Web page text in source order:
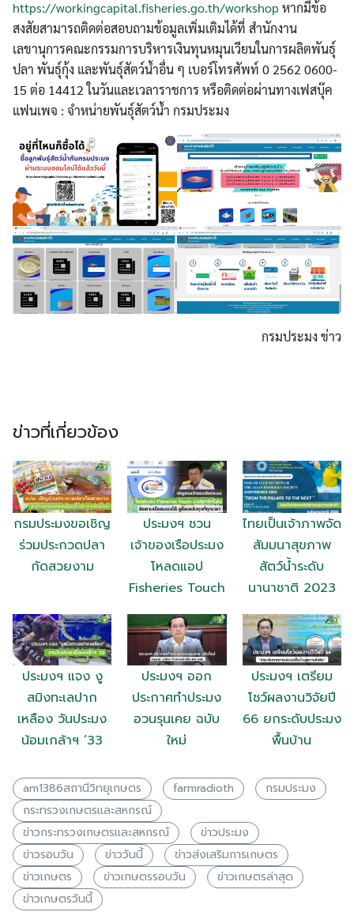
Search
for:
Search
https://workingcapital.fisheries.go.th/workshop หากมีข้อ
สงสัยสามารถติดต่อสอบถามข้อมูลเพิ่มเติมได้ที่ สำนักงาน
เลขานุการคณะกรรมการบริหารเงินทุนหมุนเวียนในการผลิตพันธุ์
ปลา พันธุ์กุ้ง และพันธุ์สัตว์น้ำอื่น ๆ เบอร์โทรศัพท์ 0 2562 0600-
15 ต่อ 14412 ในวันและเวลาราชการ หรือติดต่อผ่านทางเฟสบุ๊ค
แฟนเพจ : จำหน่ายพันธุ์สัตว์น้ำ กรมประมง
กรมประมง ข่าว
ข่าวที่เกี่ยวข้อง
กรมประมงขอเชิญ
ร่วมประกวดปลา
กัดสวยงาม
ประมงฯ ชวน
เจ้าของเรือประมง
โหลดแอป
Fisheries Touch
ไทยเป็นเจ้าภาพจัด
สัมมนาสุขภาพ
สัตว์น้ำระดับ
นานาชาติ 2023
ประมงฯ แจง งู
สมิงทะเลปาก
เหลือง วันประมง
น้อมเกล้าฯ ’33
ประมงฯ ออก
ประกาศทำประมง
อวนรุนเคย ฉบับ
ใหม่
ประมงฯ เตรียม
โชว์ผลงานวิจัยปี
66 ยกระดับประมง
พื้นบ้าน
am1386สถานีวิทยุเกษตร farmradioth
กรมประมง
กระทรวงเกษตรเเละสหกรณ์
ข่าวกระทรวงเกษตรเเละสหกรณ์
ข่าวประมง
ข่าวรอบวัน
ข่าววันนี้
ข่าวส่งเสริมการเกษตร
ข่าวเกษตร
ข่าวเกษตรรอบวัน
ข่าวเกษตรล่าสุด
ข่าวเกษตรวันนี้